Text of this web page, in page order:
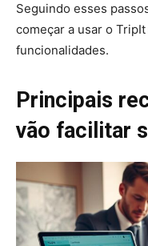
Seguindo esses
começar a usar o
funcionalidades.
Principais
vão facilitar